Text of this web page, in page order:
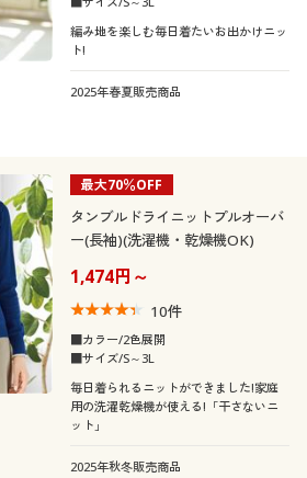
編み地を楽しむ毎日着たいお出かけニッ
ト!
2025年春夏販売商品
最大70％OFF
タンブルドライニットプルオーバ
ー(長袖)(洗濯機・乾燥機OK)
1,474円～
10件
■カラー/2色展開
■サイズ/S～3L
毎日着られるニットができました!家庭
用の洗濯乾燥機が使える!「干さないニ
ット」
2025年秋冬販売商品